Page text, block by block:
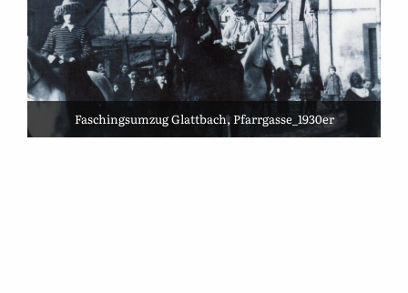
Faschingsumzug Glattbach, Pfarrgasse_1930er